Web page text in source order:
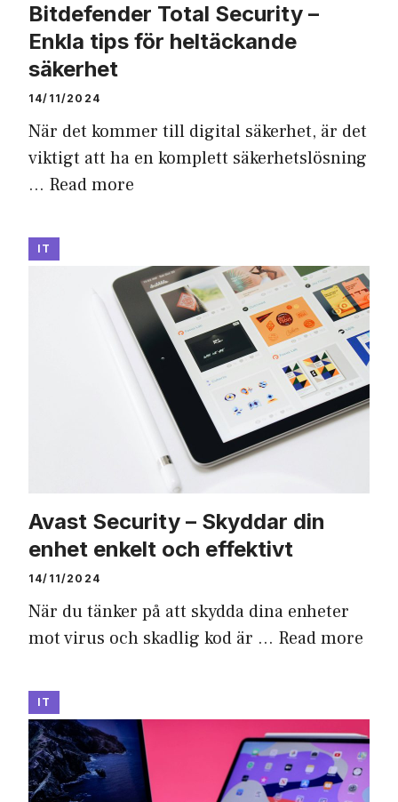
Bitdefender Total Security –
Enkla tips för heltäckande
säkerhet
14/11/2024
När det kommer till digital säkerhet, är det
viktigt att ha en komplett säkerhetslösning
… Read more
IT
Avast Security – Skyddar din
enhet enkelt och effektivt
14/11/2024
När du tänker på att skydda dina enheter
mot virus och skadlig kod är … Read more
IT